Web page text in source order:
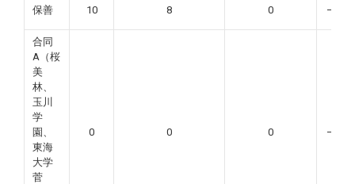
保善 10 8 0 —
合同
A（桜
美
林、
玉川
学
園、
東海
大学
菅
0 0 0 —